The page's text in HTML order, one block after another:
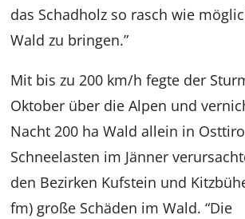
das Schadholz so rasch wie
Wald zu bringen.”
Mit bis zu 200 km/h fegte der
Oktober über die Alpen und
Nacht 200 ha Wald allein in
Schneelasten im Jänner
den Bezirken Kufstein und
fm) große Schäden im Wald. “Die